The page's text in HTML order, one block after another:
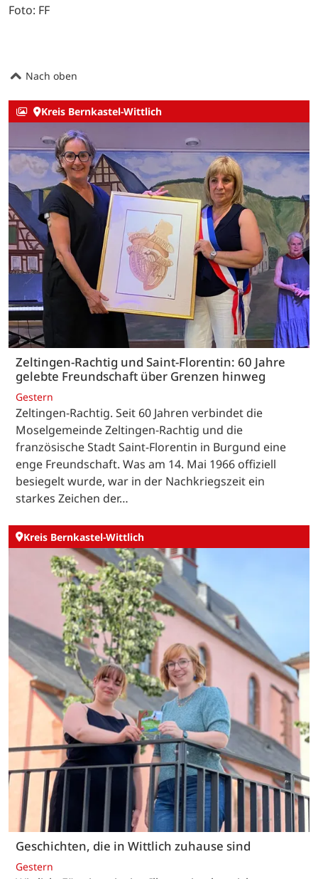
Foto: FF
Nach oben
Kreis Bernkastel-Wittlich
Zeltingen-Rachtig und Saint-Florentin: 60 Jahre
gelebte Freundschaft über Grenzen hinweg
Gestern
Zeltingen-Rachtig. Seit 60 Jahren verbindet die
Moselgemeinde Zeltingen-Rachtig und die
französische Stadt Saint-Florentin in Burgund eine
enge Freundschaft. Was am 14. Mai 1966 offiziell
besiegelt wurde, war in der Nachkriegszeit ein
starkes Zeichen der…
Kreis Bernkastel-Wittlich
Geschichten, die in Wittlich zuhause sind
Gestern